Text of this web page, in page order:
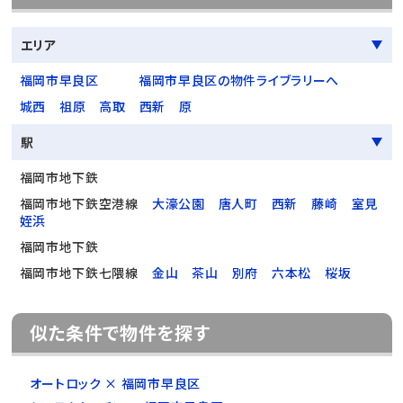
エリア
福岡市早良区
福岡市早良区の物件ライブラリーへ
城西
祖原 高取 西新
原
駅
福岡市地下鉄
福岡市地下鉄空港線
大濠公園 唐人町 西新 藤崎
室見
姪浜
福岡市地下鉄
福岡市地下鉄七隈線
金山 茶山 別府 六本松 桜坂
似た条件で物件を探す
オートロック × 福岡市早良区